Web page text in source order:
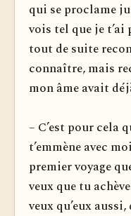
qui se proclame
vois tel que je t’ai
tout de suite
connaître, mais
mon âme avait
– C’est pour cela
t’emmène avec
premier voyage
veux que tu
veux qu’eux